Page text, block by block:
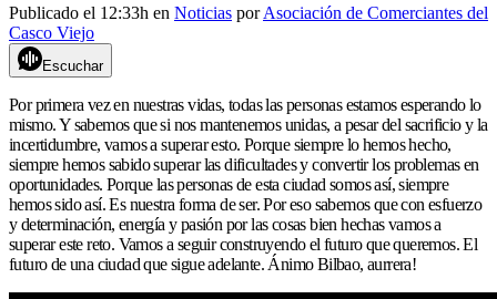
Publicado el 12:33h en Noticias porAsociación de Comerciantes del
Casco Viejo
Escuchar
Por primera vez en nuestras vidas, todas las personas estamos esperando lo
mismo. Y sabemos que si nos mantenemos unidas, a pesar del sacrificio y la
incertidumbre, vamos a superar esto. Porque siempre lo hemos hecho,
siempre hemos sabido superar las dificultades y convertir los problemas en
oportunidades. Porque las personas de esta ciudad somos así, siempre
hemos sido así. Es nuestra forma de ser. Por eso sabemos que con esfuerzo
y determinación, energía y pasión por las cosas bien hechas vamos a
superar este reto. Vamos a seguir construyendo el futuro que queremos. El
futuro de una ciudad que sigue adelante. Ánimo Bilbao, aurrera!